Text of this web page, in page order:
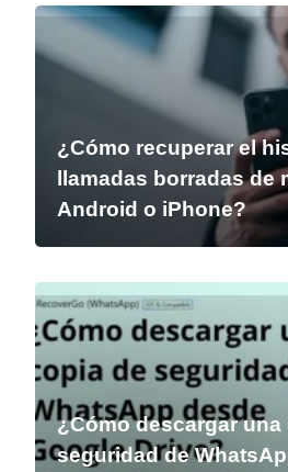
¿Cómo recuperar el
llamadas borradas de
Android o iPhone?
¿Cómo descargar una
seguridad de